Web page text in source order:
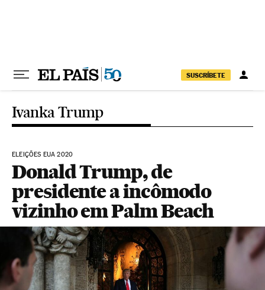
SUSCRÍBETE
Ivanka Trump
ELEIÇÕES EUA 2020
Donald Trump, de
presidente a incômodo
vizinho em Palm Beach